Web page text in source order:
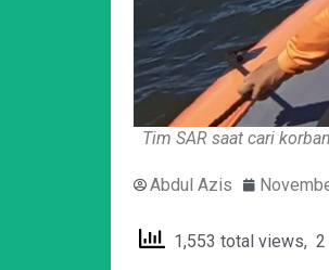
Tim SAR saat cari
Abdul Azis
1,553 total views,